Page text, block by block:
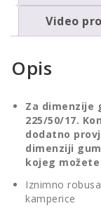
Video
Opis
Za dimenzije
225/50/17.
dodatno
dimenziji
kojeg
Iznimno
kamperice